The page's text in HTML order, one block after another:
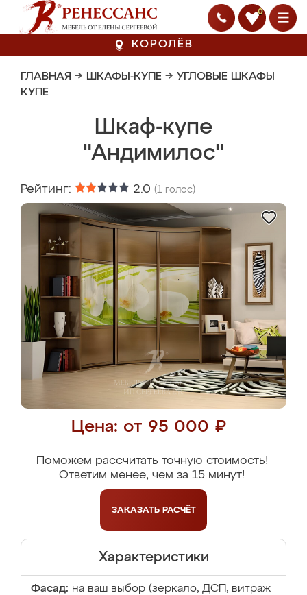
0
КОРОЛЁВ
ГЛАВНАЯ → ШКАФЫ-КУПЕ → УГЛОВЫЕ ШКАФЫ
КУПЕ
Шкаф-купе
"Андимилос"
Рейтинг: 2.0 (1 голос)
Цена: от 95 000 ₽
Поможем рассчитать точную стоимость!
Ответим менее, чем за 15 минут!
ЗАКАЗАТЬ РАСЧЁТ
Характеристики
Фасад: на ваш выбор (зеркало, ДСП, витраж